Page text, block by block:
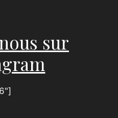
sur